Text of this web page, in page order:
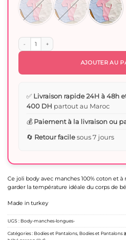
Ce joli body avec manches 100% coton et
garder la température idéale du corps de
Made in turkey
quantité de Body bébé longues manches
AJOUTER AU
✅ Livraison rapide 24H à 48h
400 DH partout au Maroc
💰 Paiement à la livraison ou
🔄 Retour facilesous 7 jours
UGS : Body-manches-longues-
Catégories : Bodies et Pantalons, Bodies et Pantalons